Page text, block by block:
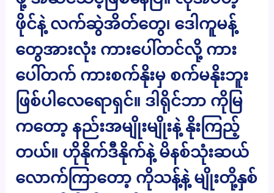
ဖိုင်နဲ့ လက်ဆွဲအိတ်တွေ၊ ဒေါကူမန့်
တွေအားလုံး ကားပေါ်တင်လို့ ကား
ပေါ်တက် ကားစက်နိုးမှ စက်မနိုးဘူး
ဖြစ်ပါလေရောရှင်။ ဒါရိုင်ဘာ ကိုမြ
ကတော့ နည်းအမျိုးမျိုးနဲ့ နိုးကြည့်
တယ်။ ဟိုနိုက်ဒီနိုက်နဲ့ မိနစ်သုံးဆယ်
လောက်ကြာတော့ ကိုသန့်နဲ့ မျိုးတို့နှစ်